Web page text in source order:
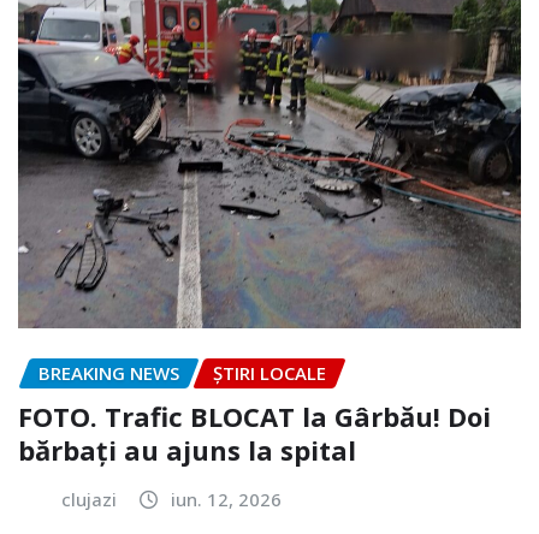
BREAKING NEWS ȘTIRI LOCALE
FOTO. Trafic BLOCAT la Gârbău! Doi
bărbați au ajuns la spital
clujazi iun. 12, 2026